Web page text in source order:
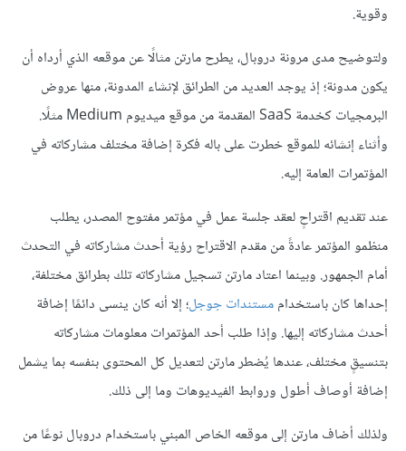
وقوية.
ولتوضيح مدى مرونة دروبال، يطرح مارتن مثالًا عن موقعه الذي أرداه أن
يكون مدونة؛ إذ يوجد العديد من الطرائق لإنشاء المدونة، منها عروض
البرمجيات كخدمة SaaS المقدمة من موقع ميديوم Medium مثلًا.
وأثناء إنشائه للموقع خطرت على باله فكرة إضافة مختلف مشاركاته في
المؤتمرات العامة إليه.
عند تقديم اقتراحٍ لعقد جلسة عمل في مؤتمر مفتوح المصدر، يطلب
منظمو المؤتمر عادةً من مقدم الاقتراح رؤية أحدث مشاركاته في التحدث
أمام الجمهور. وبينما اعتاد مارتن تسجيل مشاركاته تلك بطرائق مختلفة،
إحداها كان باستخداممستندات جوجل؛ إلا أنه كان ينسى دائمًا إضافة
أحدث مشاركاته إليها. وإذا طلب أحد المؤتمرات معلومات مشاركاته
بتنسيقٍ مختلف، عندها يُضطر مارتن لتعديل كل المحتوى بنفسه بما يشمل
إضافة أوصاف أطول وروابط الفيديوهات وما إلى ذلك.
ولذلك أضاف مارتن إلى موقعه الخاص المبني باستخدام دروبال نوعًا من